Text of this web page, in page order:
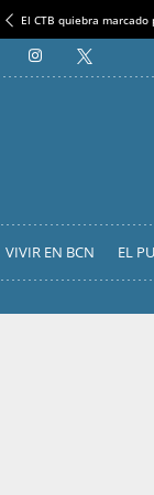
El CTB quiebra
VIVIR EN BCN EL